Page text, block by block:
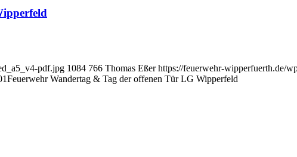
pdf.jpg 1084 766 Thomas Eßer https://feuerwehr-wipperfuerth.de/
Feuerwehr Wandertag & Tag der offenen Tür LG Wipperfeld